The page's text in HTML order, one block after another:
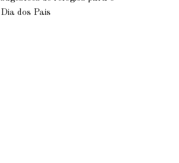
Dia dos Pais